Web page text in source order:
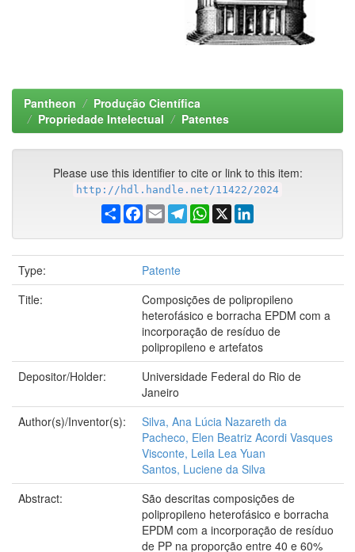
Pantheon
Produção Científica
Propriedade Intelectual
Patentes
Please use this identifier to cite or link to this item:
http://hdl.handle.net/11422/2024
ShareFacebook
EmailTelegramWhatsApp
X
Type:
Patente
Title:
Composições de polipropileno
heterofásico e borracha EPDM com a
incorporação de resíduo de
polipropileno e artefatos
Depositor/Holder:
Universidade Federal do Rio de
Janeiro
Author(s)/Inventor(s):
Silva, Ana Lúcia Nazareth da
Pacheco, Elen Beatriz Acordi Vasques
Visconte, Leila Lea Yuan
Santos, Luciene da Silva
Abstract:
São descritas composições de
polipropileno heterofásico e borracha
EPDM com a incorporação de resíduo
de PP na proporção entre 40 e 60%